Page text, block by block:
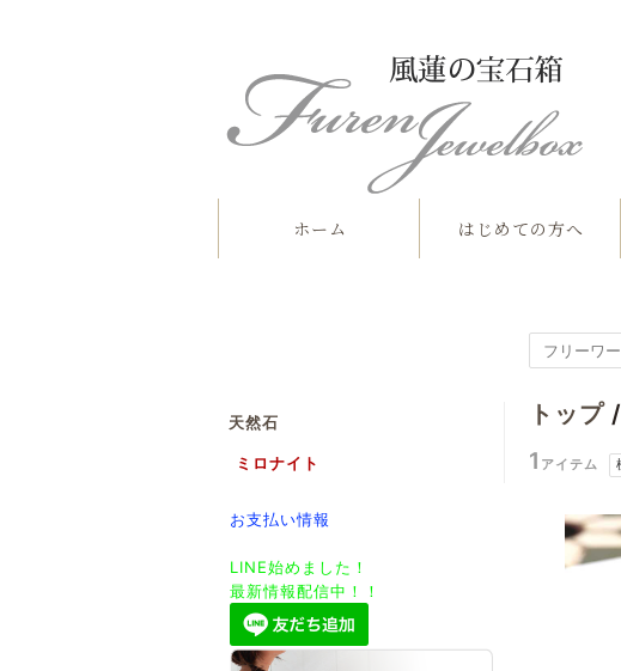
ホーム はじめての方へ
天然石
ミロナイト
お支払い情報
LINE始めました！
最新情報配信中！！
トップ/
1 アイテム